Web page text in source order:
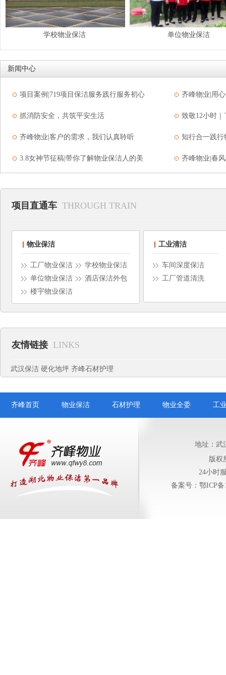
学校物业保洁 单位物业保洁
新闻中心
项目案例|719项目保洁服务践行服务初心 齐峰物业|用
抓消防安全，共筑平安生活 致敬12小时
齐峰物业|客户的需求，我们认真聆听 知行合一践
3.8女神节征稿|带你了解物业保洁人的美 齐峰物业|春
项目直通车 THROUGH TRAIN
物业保洁
工厂物业保洁
学校物业保洁
单位物业保洁
酒店保洁外包
楼宇物业保洁
工业清洁
车间深度保洁
工厂管道清洗
友情链接 LINKS
武汉保洁 硬化地坪 齐峰石材护理
齐峰首页 物业保洁 石材护理 物业全委 工
地址：武
版权
24小时
备案号：鄂ICP备